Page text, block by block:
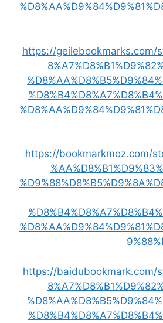
https://geilebookmarks.com/
https://bookmarkmoz.com/
https://baidubookmark.com/